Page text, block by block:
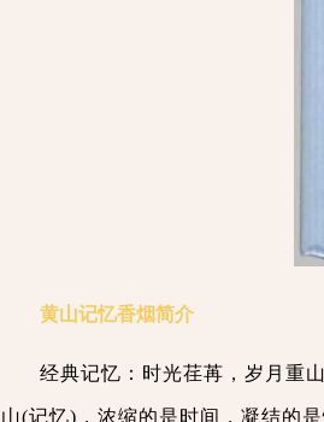
黄山记忆香烟简介
经典记忆：时光荏苒，岁月重
山(记忆)，浓缩的是时间，凝结的是